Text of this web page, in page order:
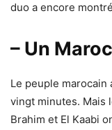
duo a encore
– Un
Le peuple
vingt minutes. Mais
Brahim et El Kaabi